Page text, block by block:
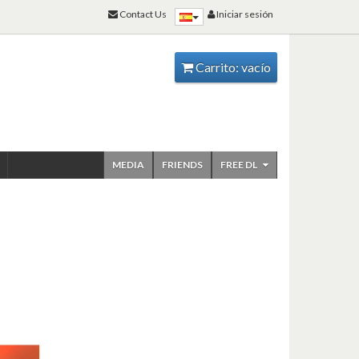
Carrito: vacío
FREE DL
FRIENDS
MEDIA
Iniciar sesión
Contact Us